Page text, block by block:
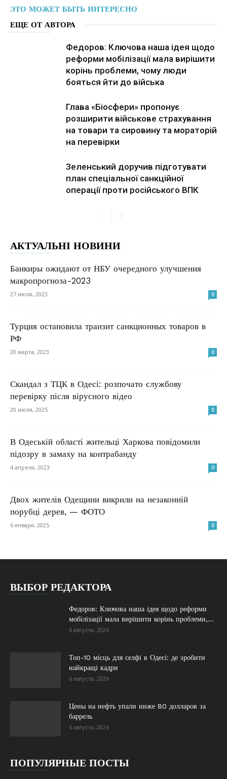
ЭТО МОЖЕТ БЫТЬ ИНТЕРЕСНО
ЕЩЕ ОТ АВТОРА
Федоров: Ключова наша ідея щодо
реформи мобілізації мала вирішити
корінь проблеми, чому люди
бояться йти до війська
Глава «Біосфери» пропонує
розширити військове страхування
на товари та сировину та мораторій
на перевірки
Зеленський доручив підготувати
план спеціальної санкційної
операції проти російського ВПК
АКТУАЛЬНІ НОВИНИ
Банкиры ожидают от НБУ очередного улучшения
макропрогноза-2023
27 июля, 2023 0
Турция остановила транзит санкционных товаров в
РФ
20 марта, 2023 0
Скандал з ТЦК в Одесі: розпочато службову
перевірку після вірусного відео
20 июля, 2025 0
В Одеській області жительці Харкова повідомили
підозру в замаху на контрабанду
4 апреля, 2023 0
Двох жителів Одещини викрили на незаконній
порубці дерев, — ФОТО
6 января, 2025 0
ВЫБОР РЕДАКТОРА
Федоров: Ключова наша ідея щодо реформи
мобілізації мала вирішити корінь проблеми,...
6 августа, 2026
Топ-10 місць для селфі в Одесі: де зробити
найкращі кадри
6 августа, 2026
Цены на нефть упали ниже 80 долларов за
баррель
6 августа, 2026
ПОПУЛЯРНЫЕ ПОСТЫ